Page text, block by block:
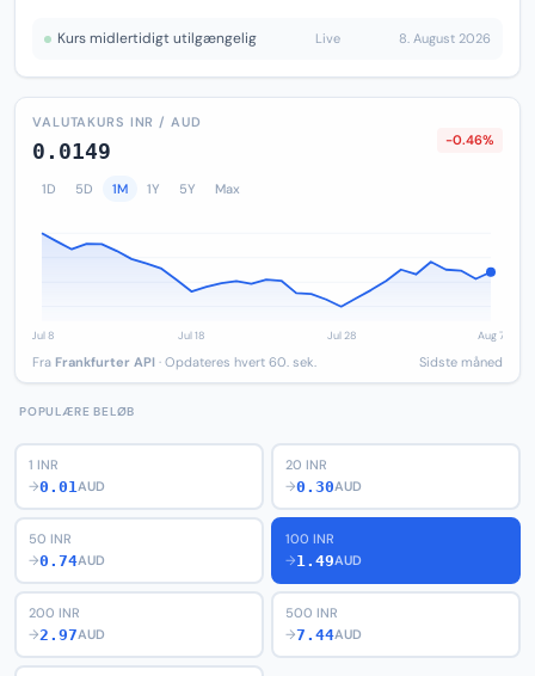
Kurs midlertidigt utilgængelig Live 8. August 2026
VALUTAKURS INR / AUD
0.0149 -0.46%
1D 5D 1M 1Y 5Y Max
Fra Frankfurter API · Opdateres hvert 60. sek. Sidste måned
POPULÆRE BELØB
1 INR
→0.01AUD
20 INR
→0.30AUD
50 INR
→0.74AUD
100 INR
→1.49AUD
200 INR
→2.97AUD
500 INR
→7.44AUD